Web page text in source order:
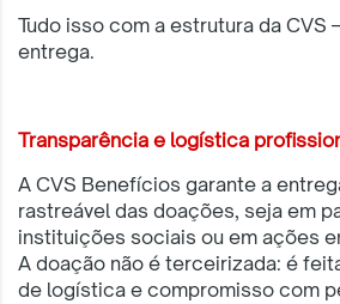
Tudo isso com a estrutura da
entrega.
Transparência e logística
A CVS Benefícios garante a
rastreável das doações, seja em
instituições sociais ou em ações
A doação não é terceirizada: é
de logística e compromisso com